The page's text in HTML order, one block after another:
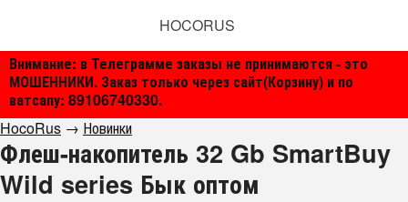
Внимание: в Телеграмме заказы не принимаются - это
МОШЕННИКИ. Заказ только через сайт(Корзину) и по
ватсапу: 89106740330.
HOCORUS
HocoRus → Новинки
Флеш-накопитель 32 Gb SmartBuy
Wild series Бык оптом